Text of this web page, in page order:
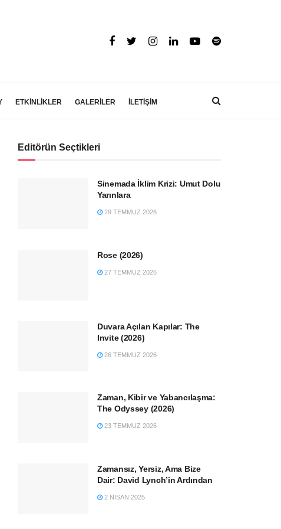
ETKİNLİKLER GALERİLER İLETİŞİM
Editörün Seçtikleri
Sinemada İklim Krizi: Umut Dolu
Yarınlara
29 TEMMUZ 2026
Rose (2026)
27 TEMMUZ 2026
Duvara Açılan Kapılar: The
Invite (2026)
26 TEMMUZ 2026
Zaman, Kibir ve Yabancılaşma:
The Odyssey (2026)
23 TEMMUZ 2026
Zamansız, Yersiz, Ama Bize
Dair: David Lynch’in Ardından
2 NISAN 2025